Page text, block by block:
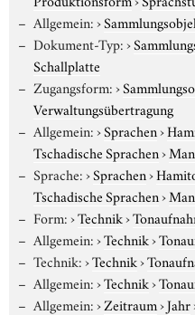
Allgemein:›
Dokument-Typ:›
Schallplatte
Zugangsform:›
Verwaltungsübertragung
Allgemein:›Sprachen›
Tschadische Sprachen›
Sprache:›Sprachen›
Tschadische Sprachen›
Form:›Technik›
Allgemein:›Technik›
Technik:›Technik›
Allgemein:›Technik›
Allgemein:›Zeitraum›Jahr